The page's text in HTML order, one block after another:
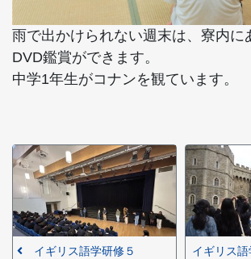
雨で出かけられない週末は、寮内に
DVD鑑賞ができます。
中学1年生がコナンを観ています。
イギリス語学研修５ イギリス語